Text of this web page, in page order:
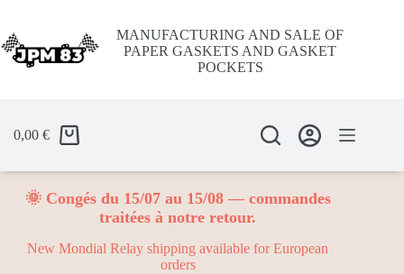
content
MANUFACTURING AND SALE OF
PAPER GASKETS AND GASKET
POCKETS
0,00 €
🌞 Congés du 15/07 au 15/08 — commandes
traitées à notre retour.
New Mondial Relay shipping available for European
orders